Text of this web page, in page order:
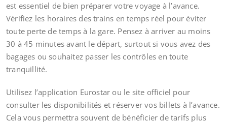
est essentiel de bien préparer votre voyage à l’avance.
Vérifiez les horaires des trains en temps réel pour éviter
toute perte de temps à la gare. Pensez à arriver au moins
30 à 45 minutes avant le départ, surtout si vous avez des
bagages ou souhaitez passer les contrôles en toute
tranquillité.
Utilisez l’application Eurostar ou le site officiel pour
consulter les disponibilités et réserver vos billets à l’avance.
Cela vous permettra souvent de bénéficier de tarifs plus